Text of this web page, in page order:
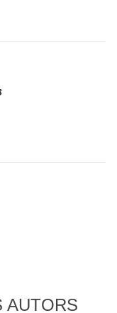
AUTORS